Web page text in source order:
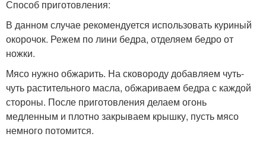
Способ приготовления:
В данном случае рекомендуется использовать куриный
окорочок. Режем по лини бедра, отделяем бедро от
ножки.
Мясо нужно обжарить. На сковороду добавляем чуть-
чуть растительного масла, обжариваем бедра с каждой
стороны. После приготовления делаем огонь
медленным и плотно закрываем крышку, пусть мясо
немного потомится.